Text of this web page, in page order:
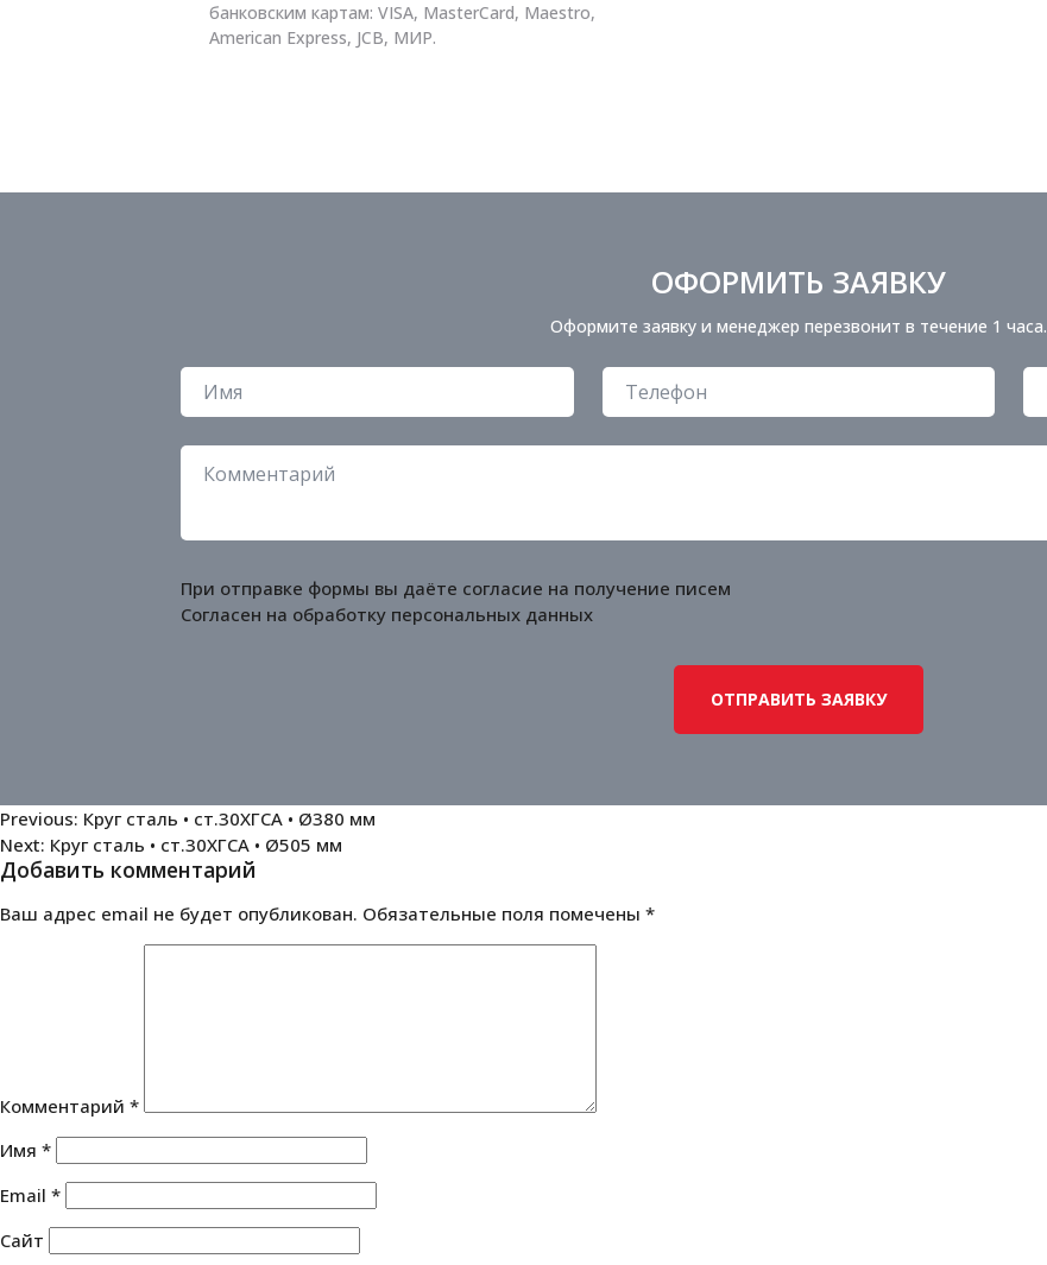
банковским картам: VISA, MasterCard, Maestro,
American Express, JCB, МИР.
ОФОРМИТЬ ЗАЯВКУ
Оформите заявку и менеджер перезвонит в течение 1 часа.
При отправке формы вы даёте согласие на получение писем
Согласен на обработку персональных данных
Навигация
по
записям
Previous: Круг сталь • ст.30ХГСА • Ø380 мм
Next: Круг сталь • ст.30ХГСА • Ø505 мм
Добавить комментарий
Ваш адрес email не будет опубликован. Обязательные поля помечены *
Комментарий *
Имя *
Email *
Сайт